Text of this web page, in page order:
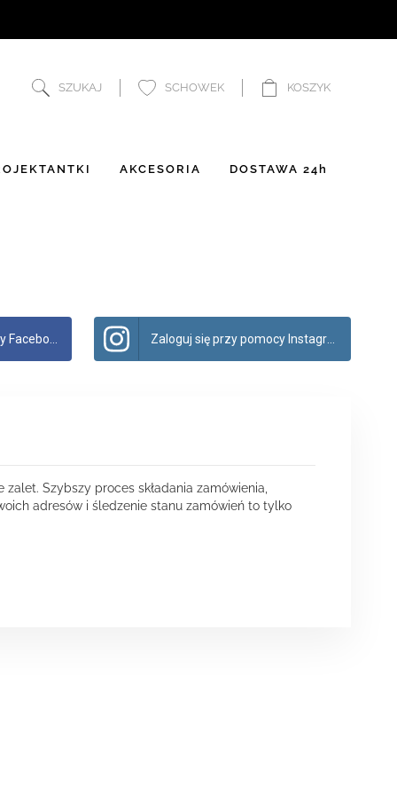
SZUKAJ SCHOWEK KOSZYK
AKCESORIA DOSTAWA 24h
Zaloguj się przy pomocy Instagram
zalet. Szybszy proces składania zamówienia,
adresów i śledzenie stanu zamówień to tylko